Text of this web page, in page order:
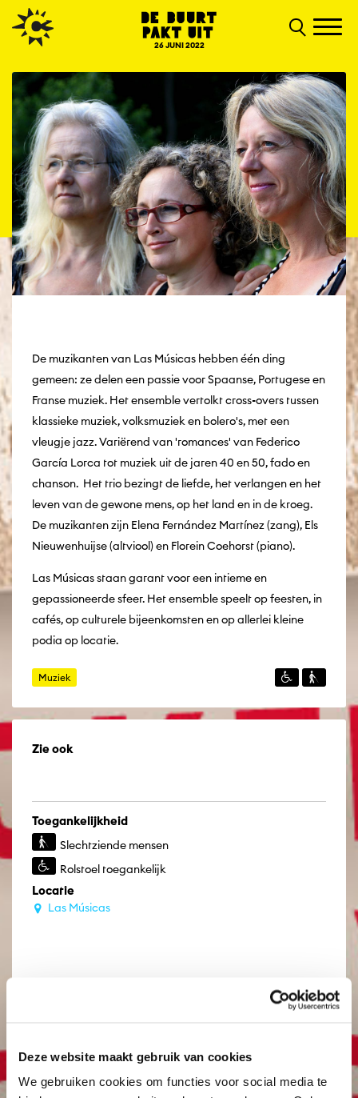
Deze website maakt gebruik van cookies
We gebruiken cookies om functies voor social media te
26 JUNI 2022
De muzikanten van Las Músicas hebben één ding
gemeen: ze delen een passie voor Spaanse, Portugese en
Franse muziek. Het ensemble vertolkt cross-overs tussen
klassieke muziek, volksmuziek en bolero's, met een
vleugje jazz. Variërend van 'romances' van Federico
García Lorca tot muziek uit de jaren 40 en 50, fado en
chanson. Het trio bezingt de liefde, het verlangen en het
leven van de gewone mens, op het land en in de kroeg.
De muzikanten zijn Elena Fernández Martínez (zang), Els
Nieuwenhuijse (altviool) en Florein Coehorst (piano).
Las Músicas staan garant voor een intieme en
gepassioneerde sfeer. Het ensemble speelt op feesten, in
cafés, op culturele bijeenkomsten en op allerlei kleine
podia op locatie.
Muziek
Zie ook
Toegankelijkheid
Slechtziende mensen
Rolstoel toegankelijk
Locatie
Las Músicas